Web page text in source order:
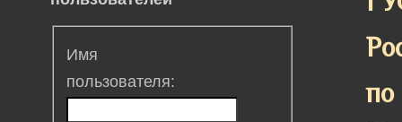
по
Имя
пользователя: